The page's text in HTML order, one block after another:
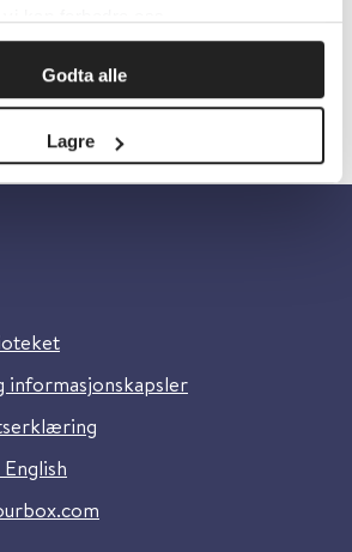
Godta alle
Lagre
informasjonskapsler